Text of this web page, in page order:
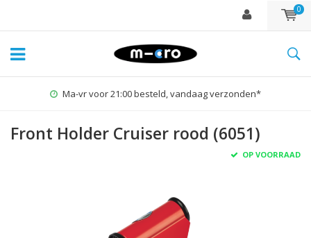
0
Ma-vr voor 21:00 besteld, vandaag verzonden*
Front Holder Cruiser rood (6051)
OP VOORRAAD